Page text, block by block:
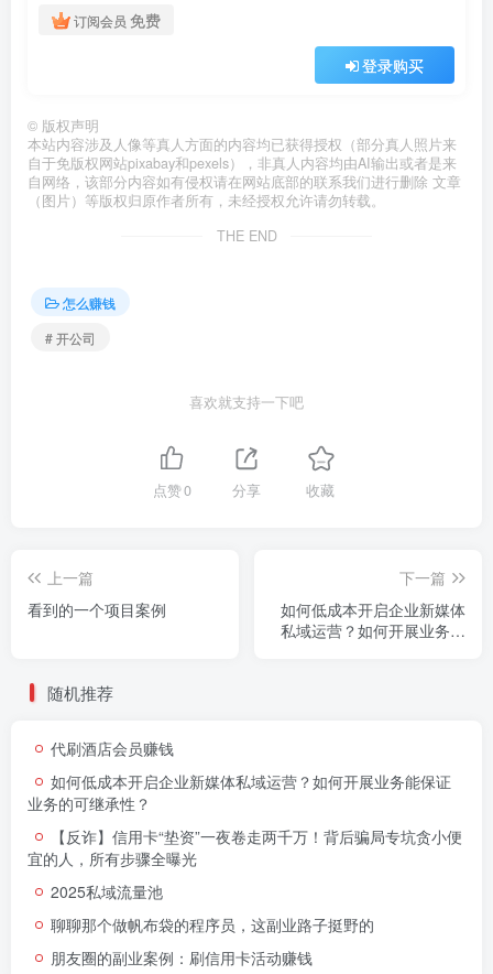
订阅会员 免费
登录购买
© 版权声明
本站内容涉及人像等真人方面的内容均已获得授权（部分真人照片来
自于免版权网站pixabay和pexels），非真人内容均由AI输出或者是来
自网络，该部分内容如有侵权请在网站底部的联系我们进行删除 文章
（图片）等版权归原作者所有，未经授权允许请勿转载。
THE END
怎么赚钱
# 开公司
喜欢就支持一下吧
点赞0 分享 收藏
上一篇
看到的一个项目案例
下一篇
如何低成本开启企业新媒体
私域运营？如何开展业务能
随机推荐
代刷酒店会员赚钱
如何低成本开启企业新媒体私域运营？如何开展业务能保证
业务的可继承性？
【反诈】信用卡“垫资”一夜卷走两千万！背后骗局专坑贪小便
宜的人，所有步骤全曝光​
2025私域流量池
聊聊那个做帆布袋的程序员，这副业路子挺野的
朋友圈的副业案例：刷信用卡活动赚钱